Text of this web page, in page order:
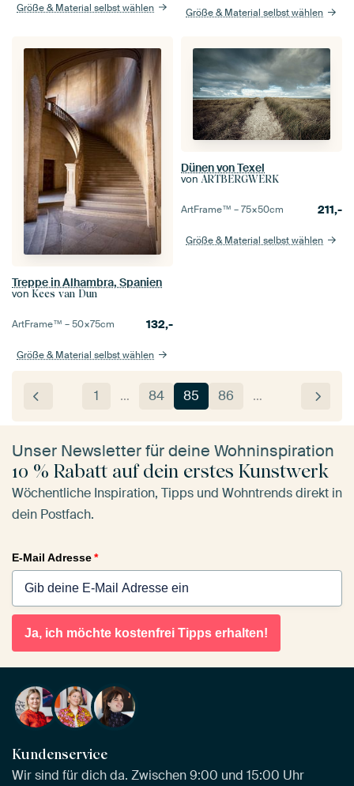
Größe & Material selbst wählen Größe & Material selbst wählen
Treppe in Alhambra, Spanien
von Kees van Dun
ArtFrame™ –50×75cm 132,-
Größe & Material selbst wählen
Dünen von Texel
von ARTBERGWERK
ArtFrame™ –75×50cm 211,-
Größe & Material selbst wählen
1 … 84 85 86 …
Unser Newsletter für deine Wohninspiration
10 % Rabatt auf dein erstes Kunstwerk
Wöchentliche Inspiration, Tipps und Wohntrends direkt in
dein Postfach.
E-Mail Adresse*
Ja, ich möchte kostenfrei Tipps erhalten!
Kundenservice
Wir sind für dich da. Zwischen 9:00 und 15:00 Uhr